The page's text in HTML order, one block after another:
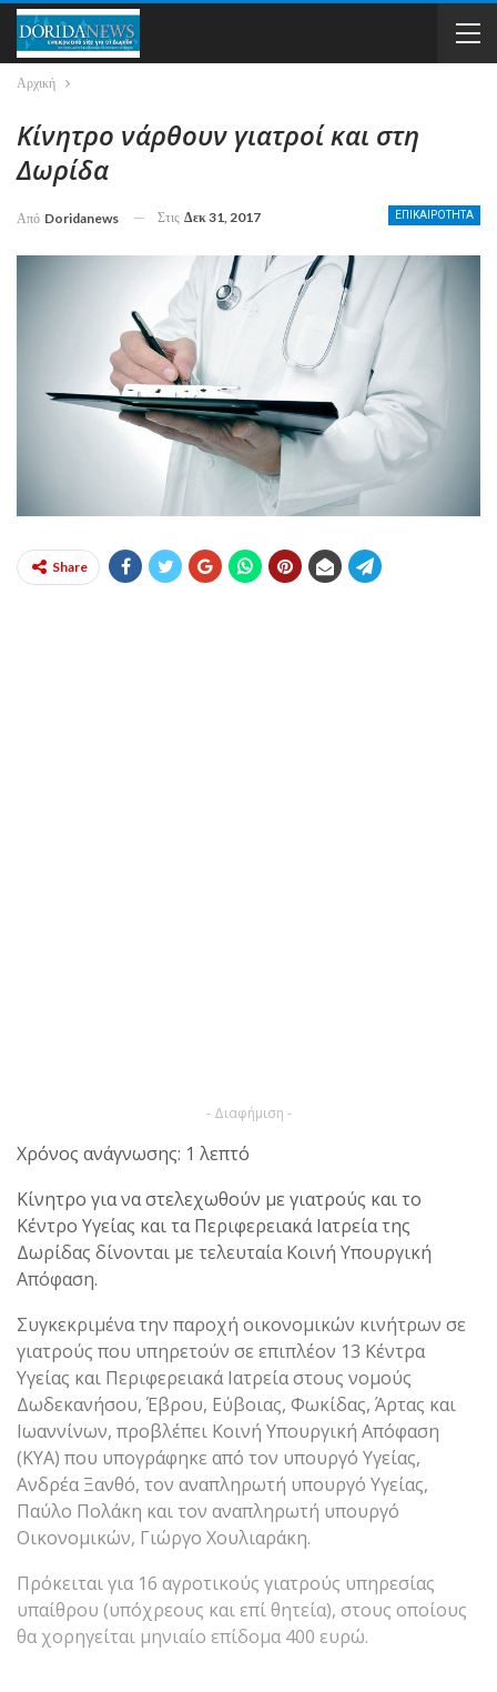
Αρχική
Κίνητρο νάρθουν γιατροί και στη
Δωρίδα
ΕΠΙΚΑΙΡΟΤΗΤΑ
Από Doridanews Στις Δεκ 31, 2017
Share
- Διαφήμιση -
Χρόνος ανάγνωσης: 1 λεπτό
Κίνητρο για να στελεχωθούν με γιατρούς και το
Κέντρο Υγείας και τα Περιφερειακά Ιατρεία της
Δωρίδας δίνονται με τελευταία Κοινή Υπουργική
Απόφαση.
Συγκεκριμένα την παροχή οικονομικών κινήτρων σε
γιατρούς που υπηρετούν σε επιπλέον 13 Κέντρα
Υγείας και Περιφερειακά Ιατρεία στους νομούς
Δωδεκανήσου, Έβρου, Εύβοιας, Φωκίδας, Άρτας και
Ιωαννίνων, προβλέπει Κοινή Υπουργική Απόφαση
(ΚΥΑ) που υπογράφηκε από τον υπουργό Υγείας,
Ανδρέα Ξανθό, τον αναπληρωτή υπουργό Υγείας,
Παύλο Πολάκη και τον αναπληρωτή υπουργό
Οικονομικών, Γιώργο Χουλιαράκη.
Πρόκειται για 16 αγροτικούς γιατρούς υπηρεσίας
υπαίθρου (υπόχρεους και επί θητεία), στους οποίους
θα χορηγείται μηνιαίο επίδομα 400 ευρώ.